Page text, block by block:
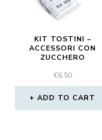
KIT TOSTINI –
ACCESSORI CON
ZUCCHERO
€6.50
ADD TO CART